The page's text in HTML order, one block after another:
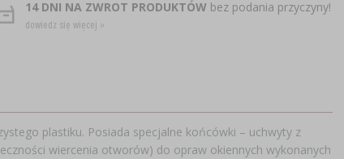
14 DNI NA ZWROT PRODUKTÓW bez podania przyczyny!
dowiedz się więcej »
plastiku. Posiada specjalne końcówki – uchwyty z
wiercenia otworów) do opraw okiennych wykonanych